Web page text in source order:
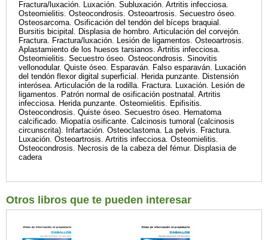
Fractura/luxación. Luxación. Subluxación. Artritis infecciosa.
Osteomielitis. Osteocondrosis. Osteoartrosis. Secuestro óseo.
Osteosarcoma. Osificación del tendón del bíceps braquial.
Bursitis bicipital. Displasia de hombro. Articulación del corvejón.
Fractura. Fractura/luxación. Lesión de ligamentos. Osteoartrosis.
Aplastamiento de los huesos tarsianos. Artritis infecciosa.
Osteomielitis. Secuestro óseo. Osteocondrosis. Sinovitis
vellonodular. Quiste óseo. Esparaván. Falso esparaván. Luxación
del tendón flexor digital superficial. Herida punzante. Distensión
interósea. Articulación de la rodilla. Fractura. Luxación. Lesión de
ligamentos. Patrón normal de osificación postnatal. Artritis
infecciosa. Herida punzante. Osteomielitis. Epifisitis.
Osteocondrosis. Quiste óseo. Secuestro óseo. Hematoma
calcificado. Miopatía osificante. Calcinosis tumoral (calcinosis
circunscrita). Infartación. Osteoclastoma. La pelvis. Fractura.
Luxación. Osteoartrosis. Artritis infecciosa. Osteomielitis.
Osteocondrosis. Necrosis de la cabeza del fémur. Displasia de
cadera
Otros libros que te pueden interesar